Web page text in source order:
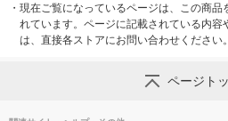
・ 現在ご覧になっているページは、この商品
れています。ページに記載されている内容
は、直接各ストアにお問い合わせください。
ページト